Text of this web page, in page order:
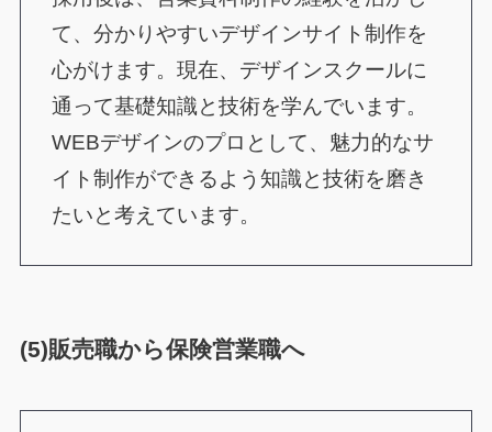
て、分かりやすいデザインサイト制作を
心がけます。現在、デザインスクールに
通って基礎知識と技術を学んでいます。
WEBデザインのプロとして、魅力的なサ
イト制作ができるよう知識と技術を磨き
たいと考えています。
(5)販売職から保険営業職へ